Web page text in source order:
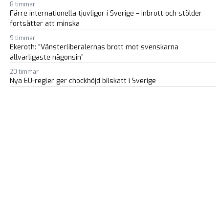
8 timmar
Färre internationella tjuvligor i Sverige – inbrott och stölder
fortsätter att minska
9 timmar
Ekeroth: ”Vänsterliberalernas brott mot svenskarna
allvarligaste någonsin”
20 timmar
Nya EU-regler ger chockhöjd bilskatt i Sverige